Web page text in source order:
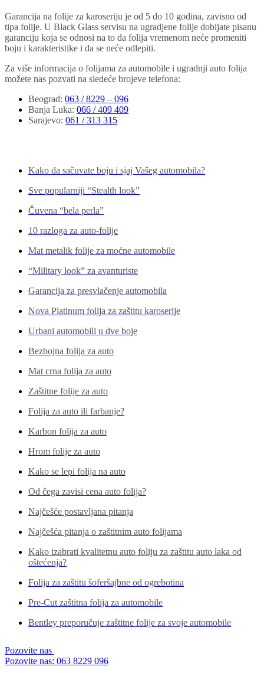
Garancija na folije za karoseriju je od 5 do 10 godina, zavisno od
tipa folije. U Black Glass servisu na ugradjene folije dobijate pisanu
garanciju koja se odnosi na to da folija vremenom neće promeniti
boju i karakteristike i da se neće odlepiti.
Za više informacija o folijama za automobile i ugradnji auto folija
možete nas pozvati na sledeće brojeve telefona:
Beograd: 063 / 8229 – 096
Banja Luka: 066 / 409 409
Sarajevo: 061 / 313 315
Kako da sačuvate boju i sjaj Vašeg automobila?
Sve popularniji “Stealth look”
Čuvena “bela perla”
10 razloga za auto-folije
Mat metalik folije za moćne automobile
“Military look” za avanturiste
Garancija za presvlačenje automobila
Nova Platinum folija za zaštitu karoserije
Urbani automobili u dve boje
Bezbojna folija za auto
Mat crna folija za auto
Zaštitne folije za auto
Folija za auto ili farbanje?
Karbon folija za auto
Hrom folije za auto
Kako se lepi folija na auto
Od čega zavisi cena auto folija?
Najčešće postavljana pitanja
Najčešća pitanja o zaštitnim auto folijama
Kako izabrati kvalitetnu auto foliju za zaštitu auto laka od
oštećenja?
Folija za zaštitu šoferšajbne od ogrebotina
Pre-Cut zaštitna folija za automobile
Bentley preporučuje zaštitne folije za svoje automobile
Pozovite nas
Pozovite nas: 063 8229 096